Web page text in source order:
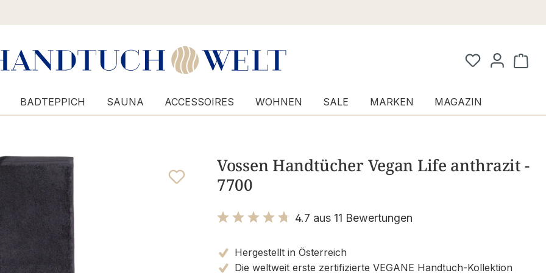
BADTEPPICH SAUNA ACCESSOIRES WOHNEN SALE MARKEN MAGAZIN
Vossen Handtücher Vegan Life anthrazit -
7700
4.7 aus 11 Bewertungen
Hergestellt in Österreich
Die weltweit erste zertifizierte VEGANE Handtuch-Kollektion